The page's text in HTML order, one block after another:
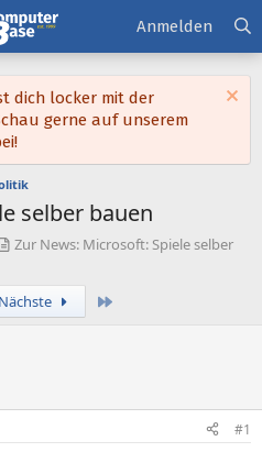
Anmelden
dich locker mit der
gerne auf unserem
selber bauen
Zur News: Microsoft: Spiele selber
Nächste
#1